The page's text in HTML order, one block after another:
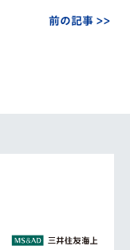
前の記事 >>